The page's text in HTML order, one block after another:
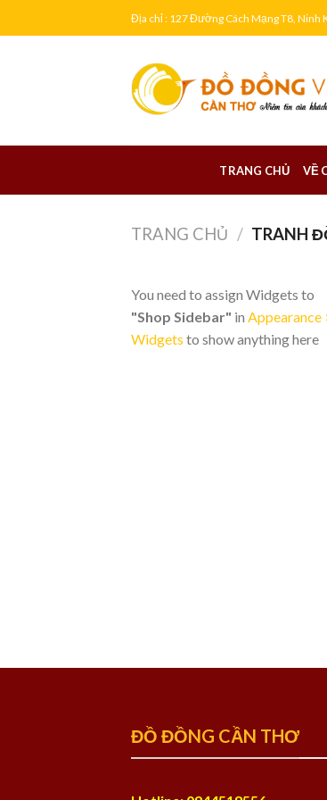
to
Địa chỉ : 127 Đường Cách Mạng T8, Ninh
TRANG CHỦ VỀ
TRANG CHỦ / TRANH
You need to assign Widgets to
"Shop Sidebar" in Appearance
Widgets to show anything here
ĐỒ ĐỒNG CẦN THƠ